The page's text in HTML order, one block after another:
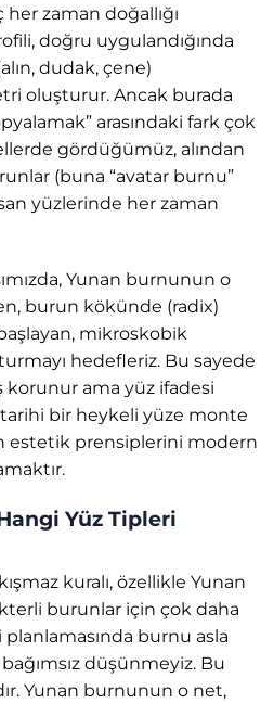
zaman doğallığı
doğru uygulandığında
dudak, çene)
oluşturur. Ancak burada
arasındaki fark çok
gördüğümüz, alından
(buna “avatar burnu”
yüzlerinde her zaman
Yunan burnunun o
burun kökünde (radix)
mikroskobik
hedefleriz. Bu sayede
ama yüz ifadesi
bir heykeli yüze monte
estetik prensiplerini modern
Yüz Tipleri
kuralı, özellikle Yunan
burunlar için çok daha
burnu asla
düşünmeyiz. Bu
Yunan burnunun o net,